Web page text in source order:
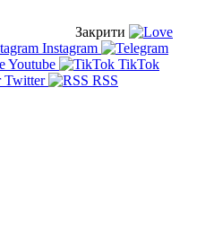
Закрити
Instagram
Youtube
TikTok
Twitter RSS